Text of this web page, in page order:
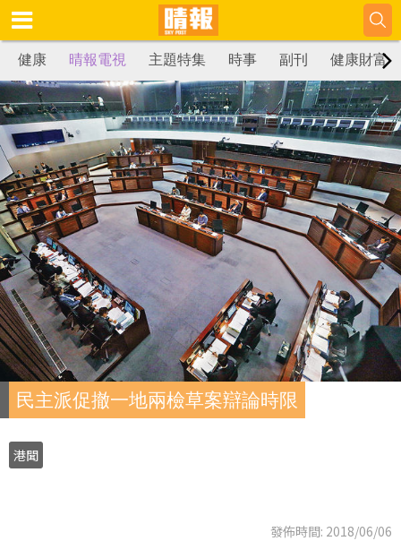
健康 晴報電視 主題特集 時事 副刊 健康財富
民主派促撤一地兩檢草案辯論時限
港聞
發佈時間: 2018/06/06